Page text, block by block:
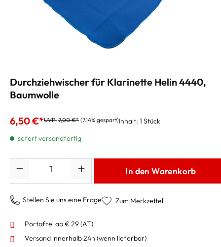
Durchziehwischer für Klarinette Helin 4440,
Baumwolle
6,50 €*UVP: 7,00 €* (7.14% gespart)Inhalt: 1 Stück
sofort versandfertig
In den Warenkorb
Stellen Sie uns eine Frage Zum Merkzettel
Portofrei ab € 29 (AT)
Versand innerhalb 24h (wenn lieferbar)